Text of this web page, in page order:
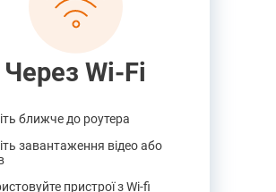
Через Wi-Fi
ближче до роутера
завантаження відео або
пристрої з Wi-fi